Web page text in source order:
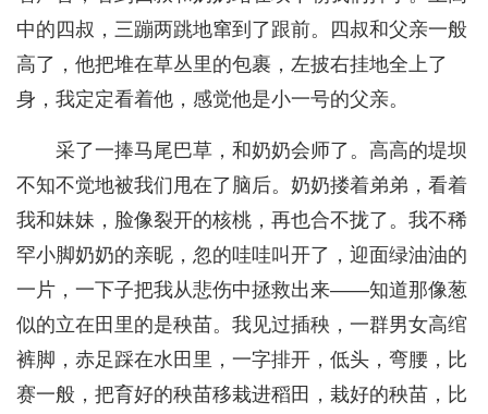
中的四叔，三蹦两跳地窜到了跟前。四叔和父亲一般
高了，他把堆在草丛里的包裹，左披右挂地全上了
身，我定定看着他，感觉他是小一号的父亲。
采了一捧马尾巴草，和奶奶会师了。高高的堤坝
不知不觉地被我们甩在了脑后。奶奶搂着弟弟，看着
我和妹妹，脸像裂开的核桃，再也合不拢了。我不稀
罕小脚奶奶的亲昵，忽的哇哇叫开了，迎面绿油油的
一片，一下子把我从悲伤中拯救出来——知道那像葱
似的立在田里的是秧苗。我见过插秧，一群男女高绾
裤脚，赤足踩在水田里，一字排开，低头，弯腰，比
赛一般，把育好的秧苗移栽进稻田，栽好的秧苗，比